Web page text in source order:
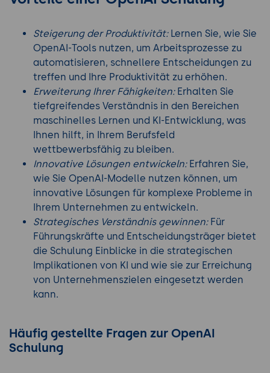
Steigerung der Produktivität:Lernen Sie, wie Sie
OpenAI-Tools nutzen, um Arbeitsprozesse zu
automatisieren, schnellere Entscheidungen zu
treffen und Ihre Produktivität zu erhöhen.
Erweiterung Ihrer Fähigkeiten:Erhalten Sie
tiefgreifendes Verständnis in den Bereichen
maschinelles Lernen und KI-Entwicklung, was
Ihnen hilft, in Ihrem Berufsfeld
wettbewerbsfähig zu bleiben.
Innovative Lösungen entwickeln: Erfahren Sie,
wie Sie OpenAI-Modelle nutzen können, um
innovative Lösungen für komplexe Probleme in
Ihrem Unternehmen zu entwickeln.
Strategisches Verständnis gewinnen:Für
Führungskräfte und Entscheidungsträger bietet
die Schulung Einblicke in die strategischen
Implikationen von KI und wie sie zur Erreichung
von Unternehmenszielen eingesetzt werden
kann.
Häufig gestellte Fragen zur OpenAI
Schulung